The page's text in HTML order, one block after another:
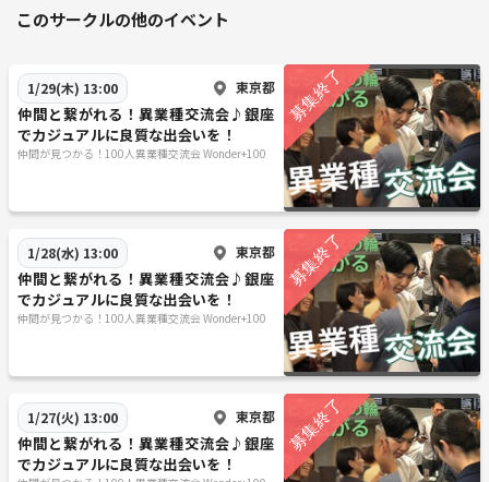
学生参加 ： 可能
申込 ： 予約制
進行方法 ： 着席＋立席式のハイブリット交流会
◆アクセス
東京都千代田区有楽町1-2-14 紫ビル8階
https://goo.gl/maps/m5VHvBZ8RRLuqTbh8
地下鉄は銀座駅・日比谷駅より徒歩3分、JR線も有楽町駅徒歩5分3駅ア
クセス抜群の好立地！（JR新橋駅や都営三田線内幸駅からもアクセス
可！）
＜最寄り駅と出口＞
ＪＲ山手線 有楽町駅 日比谷口
地下鉄丸の内線 銀座駅 C1出口
＊東急プラザ銀座の裏手、帝国ホテルの方です
＜JR有楽町駅（地上）からのアクセス方法＞
1.JR有楽町駅「日比谷口」改札を出るとビックカメラ有楽町店が見えま
このサークルの他のイベント
1/29(木) 13:00 東京都
仲間と繋がれる！異業種交流会♪銀座
でカジュアルに良質な出会いを！
仲間が見つかる！100人異業種交流会 Wonder+100
1/28(水) 13:00 東京都
仲間と繋がれる！異業種交流会♪銀座
でカジュアルに良質な出会いを！
仲間が見つかる！100人異業種交流会 Wonder+100
1/27(火) 13:00 東京都
仲間と繋がれる！異業種交流会♪銀座
でカジュアルに良質な出会いを！